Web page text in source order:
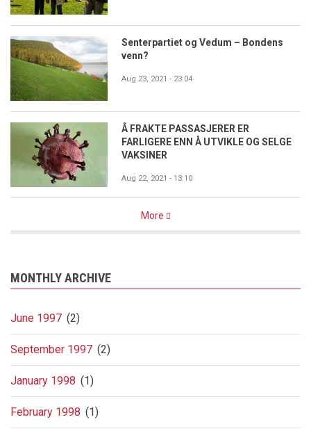
Senterpartiet og Vedum – Bondens
venn?
Aug 23, 2021 - 23:04
Å FRAKTE PASSASJERER ER
FARLIGERE ENN Å UTVIKLE OG SELGE
VAKSINER
Aug 22, 2021 - 13:10
More
MONTHLY ARCHIVE
June 1997 (2)
September 1997 (2)
January 1998 (1)
February 1998 (1)